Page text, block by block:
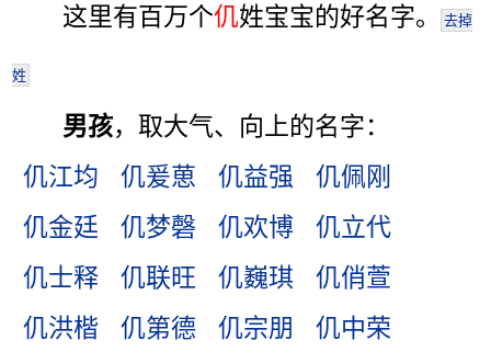
这里有百万个仉姓宝宝的好名字。 去掉
姓
男孩，取大气、向上的名字：
仉江均
仉爰葸 仉益强
仉佩刚
仉金廷
仉梦磬 仉欢博
仉立代
仉士释
仉联旺 仉巍琪
仉俏萱
仉洪楷
仉第德 仉宗朋
仉中荣